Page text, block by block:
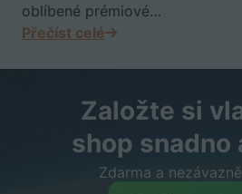
oblíbené prémiové…
Přečíst celé
Založte si
shop snadno
Zdarma a